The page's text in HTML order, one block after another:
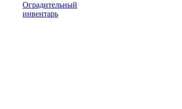
Оградительный
инвентарь